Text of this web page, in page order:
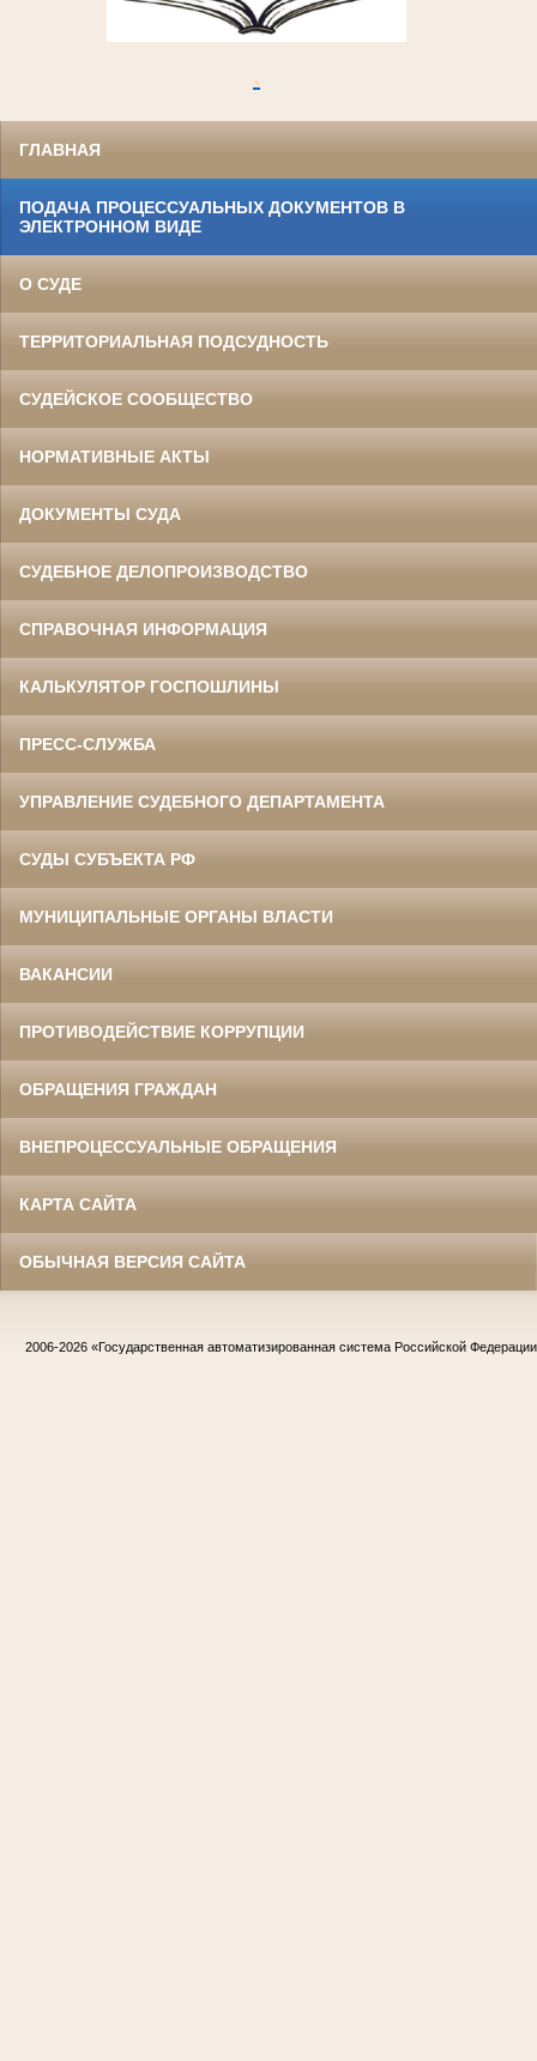
.
ГЛАВНАЯ
ПОДАЧА ПРОЦЕССУАЛЬНЫХ ДОКУМЕНТОВ В
ЭЛЕКТРОННОМ ВИДЕ
О СУДЕ
ТЕРРИТОРИАЛЬНАЯ ПОДСУДНОСТЬ
СУДЕЙСКОЕ СООБЩЕСТВО
НОРМАТИВНЫЕ АКТЫ
ДОКУМЕНТЫ СУДА
СУДЕБНОЕ ДЕЛОПРОИЗВОДСТВО
СПРАВОЧНАЯ ИНФОРМАЦИЯ
КАЛЬКУЛЯТОР ГОСПОШЛИНЫ
ПРЕСС-СЛУЖБА
УПРАВЛЕНИЕ СУДЕБНОГО ДЕПАРТАМЕНТА
СУДЫ СУБЪЕКТА РФ
МУНИЦИПАЛЬНЫЕ ОРГАНЫ ВЛАСТИ
ВАКАНСИИ
ПРОТИВОДЕЙСТВИЕ КОРРУПЦИИ
ОБРАЩЕНИЯ ГРАЖДАН
ВНЕПРОЦЕССУАЛЬНЫЕ ОБРАЩЕНИЯ
КАРТА САЙТА
ОБЫЧНАЯ ВЕРСИЯ САЙТА
2006-2026 «Государственная автоматизированная система Российской